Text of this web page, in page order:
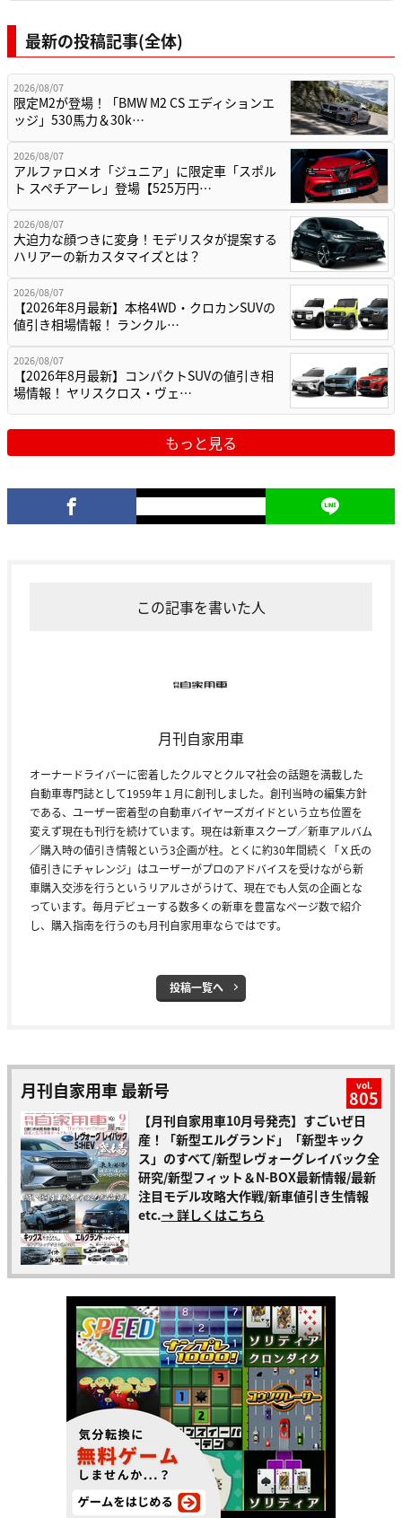
最新の投稿記事(全体)
2026/08/07
限定M2が登場！「BMW M2 CS エディションエ
ッジ」530馬力＆30k…
2026/08/07
アルファロメオ「ジュニア」に限定車「スポル
ト スペチアーレ」登場【525万円…
2026/08/07
大迫力な顔つきに変身！モデリスタが提案する
ハリアーの新カスタマイズとは？
2026/08/07
【2026年8月最新】本格4WD・クロカンSUVの
値引き相場情報！ ランクル…
2026/08/07
【2026年8月最新】コンパクトSUVの値引き相
場情報！ ヤリスクロス・ヴェ…
もっと見る
この記事を書いた人
月刊自家用車
オーナードライバーに密着したクルマとクルマ社会の話題を満載した
自動車専門誌として1959年１月に創刊しました。創刊当時の編集方針
である、ユーザー密着型の自動車バイヤーズガイドという立ち位置を
変えず現在も刊行を続けています。現在は新車スクープ／新車アルバム
／購入時の値引き情報という3企画が柱。とくに約30年間続く「Ｘ氏の
値引きにチャレンジ」はユーザーがプロのアドバイスを受けながら新
車購入交渉を行うというリアルさがうけて、現在でも人気の企画とな
っています。毎月デビューする数多くの新車を豊富なページ数で紹介
し、購入指南を行うのも月刊自家用車ならではです。
投稿一覧へ
月刊自家用車 最新号 vol.
805
【月刊自家用車10月号発売】すごいぜ日
産！「新型エルグランド」「新型キック
ス」のすべて/新型レヴォーグレイバック全
研究/新型フィット＆N-BOX最新情報/最新
注目モデル攻略大作戦/新車値引き生情報
etc.→ 詳しくはこちら